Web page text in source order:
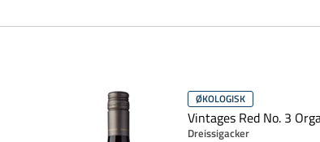
ØKOLOGISK
Vintages Red No. 3
Dreissigacker